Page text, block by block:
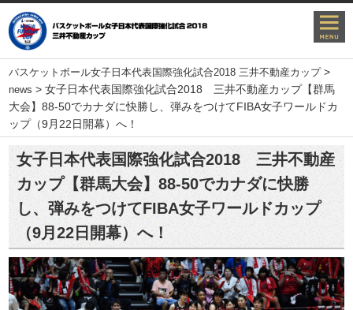
バスケットボール女子日本代表国際強化試合2018 三井不動産カップ>
news >女子日本代表国際強化試合2018 三井不動産カップ【群馬
大会】88-50でカナダに快勝し、弾みをつけてFIBA女子ワールドカ
ップ（9月22日開幕）へ！
女子日本代表国際強化試合2018 三井不動産
カップ【群馬大会】88-50でカナダに快勝
し、弾みをつけてFIBA女子ワールドカップ
（9月22日開幕）へ！